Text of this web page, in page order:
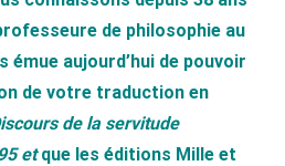
de philosophie au
émue aujourd’hui de pouvoir
de votre traduction en
de la servitude
etque les éditions Mille et